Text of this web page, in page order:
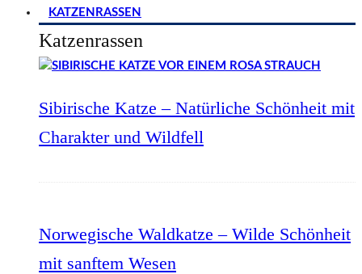
KATZENRASSEN
Katzenrassen
Sibirische Katze – Natürliche Schönheit mit
Charakter und Wildfell
Norwegische Waldkatze – Wilde Schönheit
mit sanftem Wesen